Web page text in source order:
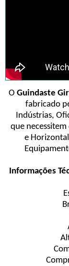
O Guindaste
fabricado
Indústrias,
que
e
Informações